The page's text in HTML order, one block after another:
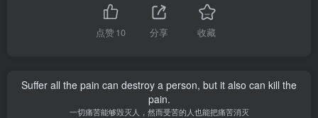
点赞10 分享 收藏
Suffer all the pain can destroy a person, but it also can kill the
pain.
一切痛苦能够毁灭人，然而受苦的人也能把痛苦消灭